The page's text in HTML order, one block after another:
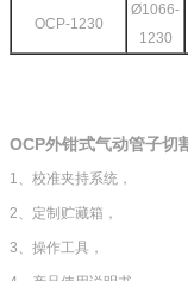
OCP-1230
Ø1066-
1230
OCP外钳式气动管子切
1、校准夹持系统，
2、定制贮藏箱，
3、操作工具，